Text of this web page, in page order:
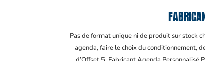
Pas de format unique ni de produit sur stock
agenda, faire le choix du conditionnement,